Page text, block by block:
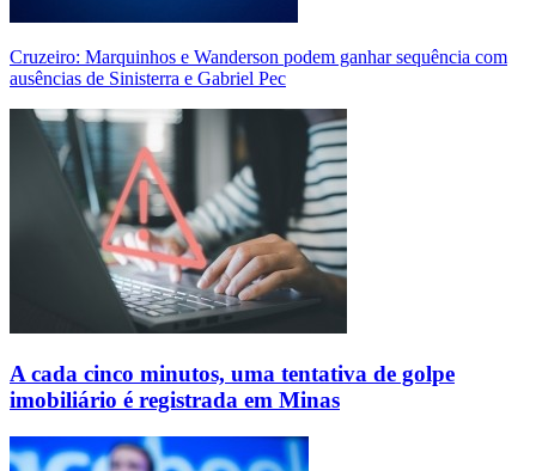
Cruzeiro: Marquinhos e Wanderson podem ganhar sequência com
ausências de Sinisterra e Gabriel Pec
A cada cinco minutos, uma tentativa de golpe
imobiliário é registrada em Minas